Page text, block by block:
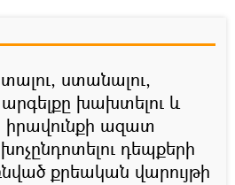
ստանալու,
խախտելու և
ազատ
դեպքերի
քրեական վարույթի